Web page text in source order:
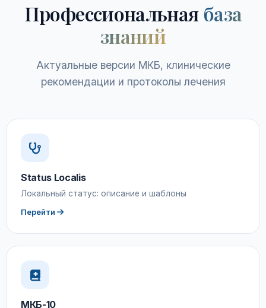
Профессиональная база
знаний
Актуальные версии МКБ, клинические
рекомендации и протоколы лечения
Status Localis
Локальный статус: описание и шаблоны
Перейти
МКБ-10